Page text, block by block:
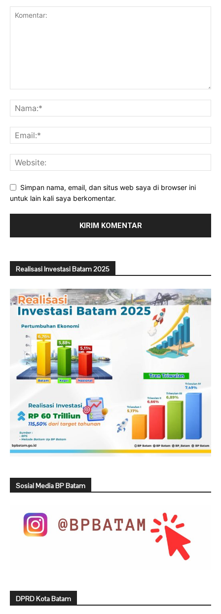
Simpan nama, email, dan situs web saya di browser ini
untuk lain kali saya berkomentar.
Realisasi Investasi Batam 2025
Sosial Media BP Batam
DPRD Kota Batam